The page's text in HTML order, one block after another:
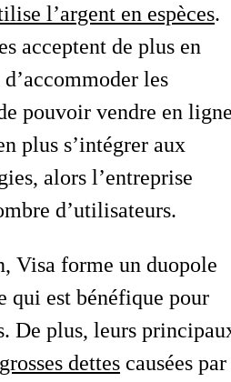
l’argent en espèces.
acceptent de plus en
les
pouvoir vendre en
plus s’intégrer aux
alors l’entreprise
d’utilisateurs.
Visa forme un duopole
qui est bénéfique pour
De plus, leurs
dettes causées par